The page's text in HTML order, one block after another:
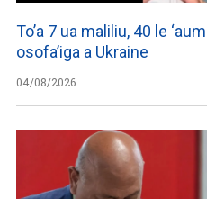
To’a 7 ua maliliu, 40 le
osofa’iga a Ukraine
04/08/2026